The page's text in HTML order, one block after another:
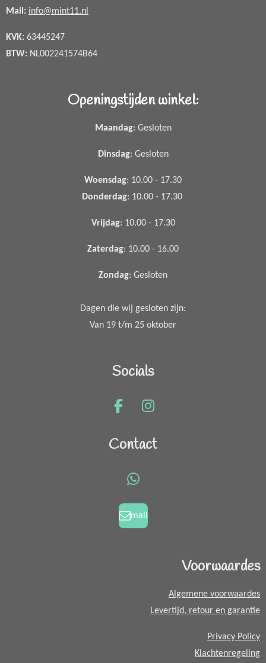
Mail: info@mint11.nl
KVK: 63445247
BTW: NL002241574B64
Openingstijden winkel:
Maandag: Gesloten
Dinsdag: Gesloten
Woensdag: 10.00 - 17.30
Donderdag: 10.00 - 17.30
Vrijdag: 10.00 - 17.30
Zaterdag: 10.00 - 16.00
Zondag: Gesloten
Dagen die wij gesloten zijn:
Van 19 t/m 25 oktober
Socials
F
c
k
I
s
a
m
Contact
W
a
t
mail
Voorwaardes
Algemene voorwaardes
Levertijd, retour en garantie
Privacy Policy
Klachtenregeling